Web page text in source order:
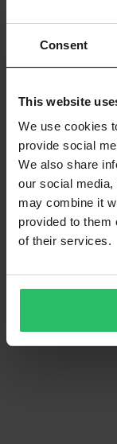
Consent
This website
We use cookies
provide social
We also share
our social
may combine it
provided to them
of their services.
16,99 € -19%
Bremsbeläge Vorne